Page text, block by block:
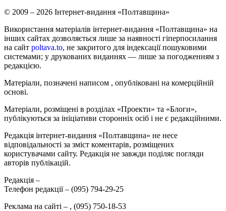
© 2009 – 2026 Інтернет-видання «Полтавщина»
Використання матеріалів інтернет-видання «Полтавщина» на
інших сайтах дозволяється лише за наявності гіперпосилання
на сайт poltava.to, не закритого для індексації пошуковими
системами; у друкованих виданнях — лише за погодженням з
редакцією.
Матеріали, позначені написом , опубліковані на комерційній
основі.
Матеріали, розміщені в розділах «Проекти» та «Блоги»,
публікуються за ініціативи сторонніх осіб і не є редакційними.
Редакція інтернет-видання «Полтавщина» не несе
відповідальності за зміст коментарів, розміщених
користувачами сайту. Редакція не завжди поділяє погляди
авторів публікацій.
Редакція –
Телефон редакції – (095) 794-29-25
Реклама на сайті – , (095) 750-18-53